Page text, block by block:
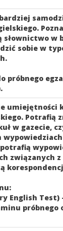
słownictwo w
sobie w
próbnego
umiejętności
Potrafią
w gazecie,
związanych z
English Test)
próbnego